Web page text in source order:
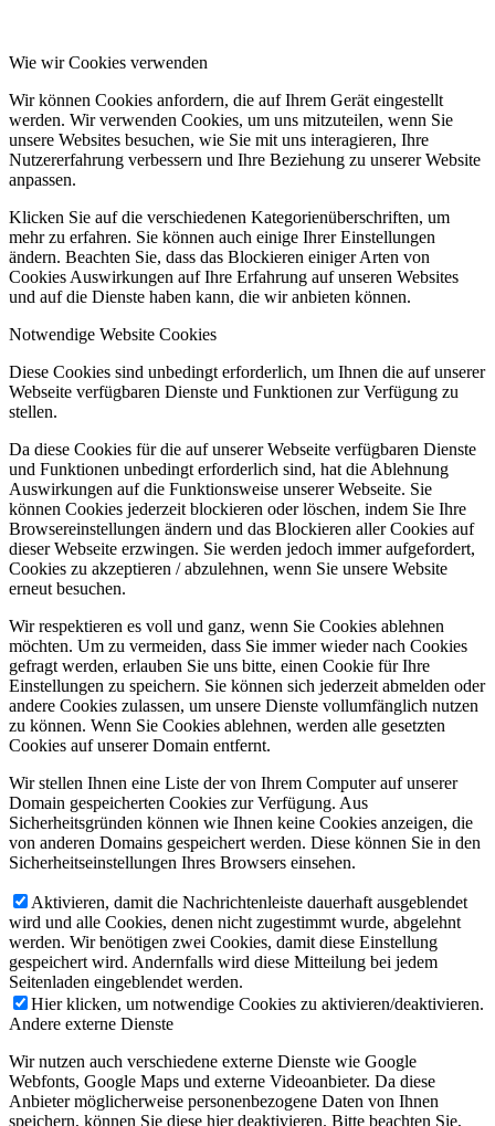
Wie wir Cookies verwenden
Wir können Cookies anfordern, die auf Ihrem Gerät eingestellt
werden. Wir verwenden Cookies, um uns mitzuteilen, wenn Sie
unsere Websites besuchen, wie Sie mit uns interagieren, Ihre
Nutzererfahrung verbessern und Ihre Beziehung zu unserer Website
anpassen.
Klicken Sie auf die verschiedenen Kategorienüberschriften, um
mehr zu erfahren. Sie können auch einige Ihrer Einstellungen
ändern. Beachten Sie, dass das Blockieren einiger Arten von
Cookies Auswirkungen auf Ihre Erfahrung auf unseren Websites
und auf die Dienste haben kann, die wir anbieten können.
Notwendige Website Cookies
Diese Cookies sind unbedingt erforderlich, um Ihnen die auf unserer
Webseite verfügbaren Dienste und Funktionen zur Verfügung zu
stellen.
Da diese Cookies für die auf unserer Webseite verfügbaren Dienste
und Funktionen unbedingt erforderlich sind, hat die Ablehnung
Auswirkungen auf die Funktionsweise unserer Webseite. Sie
können Cookies jederzeit blockieren oder löschen, indem Sie Ihre
Browsereinstellungen ändern und das Blockieren aller Cookies auf
dieser Webseite erzwingen. Sie werden jedoch immer aufgefordert,
Cookies zu akzeptieren / abzulehnen, wenn Sie unsere Website
erneut besuchen.
Wir respektieren es voll und ganz, wenn Sie Cookies ablehnen
möchten. Um zu vermeiden, dass Sie immer wieder nach Cookies
gefragt werden, erlauben Sie uns bitte, einen Cookie für Ihre
Einstellungen zu speichern. Sie können sich jederzeit abmelden oder
andere Cookies zulassen, um unsere Dienste vollumfänglich nutzen
zu können. Wenn Sie Cookies ablehnen, werden alle gesetzten
Cookies auf unserer Domain entfernt.
Wir stellen Ihnen eine Liste der von Ihrem Computer auf unserer
Domain gespeicherten Cookies zur Verfügung. Aus
Sicherheitsgründen können wie Ihnen keine Cookies anzeigen, die
von anderen Domains gespeichert werden. Diese können Sie in den
Sicherheitseinstellungen Ihres Browsers einsehen.
Aktivieren, damit die Nachrichtenleiste dauerhaft ausgeblendet
wird und alle Cookies, denen nicht zugestimmt wurde, abgelehnt
werden. Wir benötigen zwei Cookies, damit diese Einstellung
gespeichert wird. Andernfalls wird diese Mitteilung bei jedem
Seitenladen eingeblendet werden.
Hier klicken, um notwendige Cookies zu aktivieren/deaktivieren.
Andere externe Dienste
Wir nutzen auch verschiedene externe Dienste wie Google
Webfonts, Google Maps und externe Videoanbieter. Da diese
Anbieter möglicherweise personenbezogene Daten von Ihnen
speichern, können Sie diese hier deaktivieren. Bitte beachten Sie,